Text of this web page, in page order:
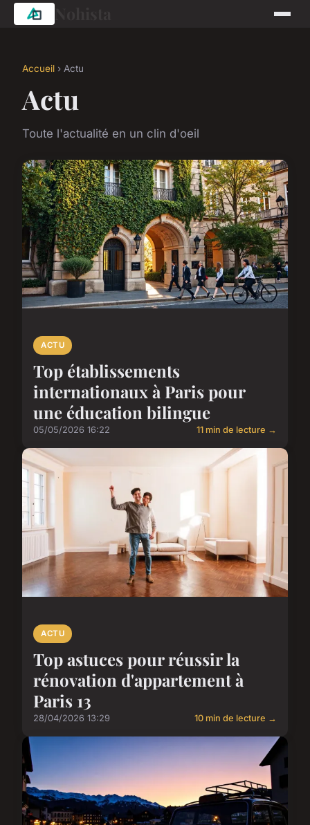
Accueil › Actu
Actu
Toute l'actualité en un clin d'oeil
ACTU
Top établissements
internationaux à Paris pour
une éducation bilingue
05/05/2026 16:22 11 min de lecture →
ACTU
Top astuces pour réussir la
rénovation d'appartement à
Paris 13
28/04/2026 13:29 10 min de lecture →